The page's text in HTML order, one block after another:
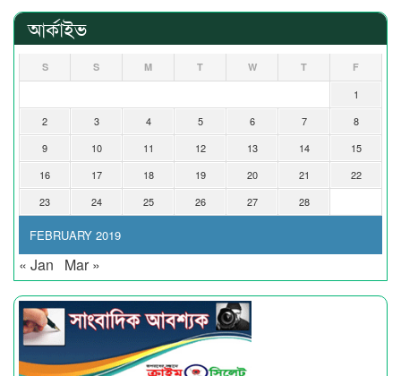
আর্কাইভ
FEBRUARY 2019
S S M T W T F
1
2
3 4 5 6 7
8
9
10 11 12 13 14
15
16
17 18 19 20 21
22
23
24 25 26 27 28
« Jan Mar »